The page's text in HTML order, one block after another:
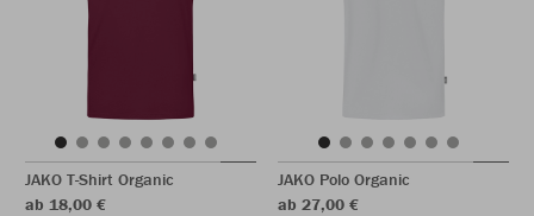
JAKO T-Shirt Organic
ab 18,00 €
JAKO Polo Organic
ab 27,00 €